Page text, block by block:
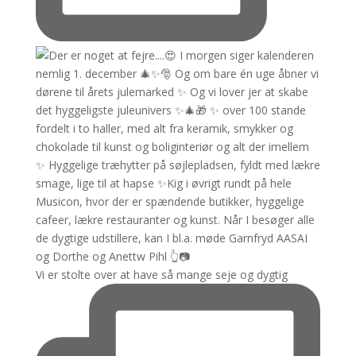
Vi er stolte over at have så mange seje og dygtig